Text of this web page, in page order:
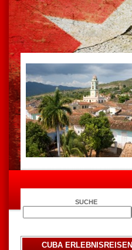
SUCHE
CUBA ERLEBNISREISEN